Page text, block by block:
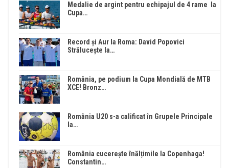
Medalie de argint pentru echipajul de 4 rame la
Cupa…
Record și Aur la Roma: David Popovici
Strălucește la…
România, pe podium la Cupa Mondială de MTB
XCE! Bronz…
România U20 s-a calificat în Grupele Principale
la…
România cucerește înălțimile la Copenhaga!
Constantin…